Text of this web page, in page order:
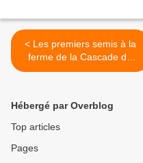
< Les premiers semis à la
ferme de la Cascade de
Kergestin
Hébergé par Overblog
Top articles
Pages